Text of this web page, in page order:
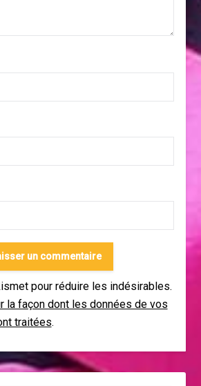
pour réduire les indésirables.
la façon dont les données de vos
traitées.